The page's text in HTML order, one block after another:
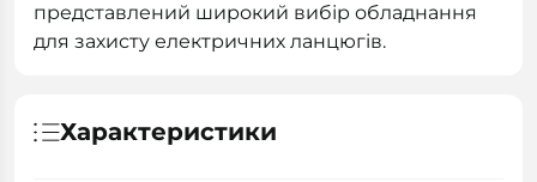
представлений широкий вибір обладнання
для захисту електричних ланцюгів.
Характеристики